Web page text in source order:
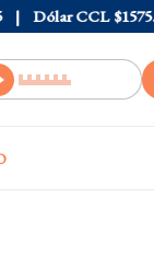
Dólar CCL $1575.2